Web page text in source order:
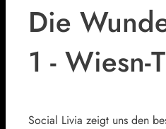
Die
1 - Wiesn-
Social Livia zeigt uns den